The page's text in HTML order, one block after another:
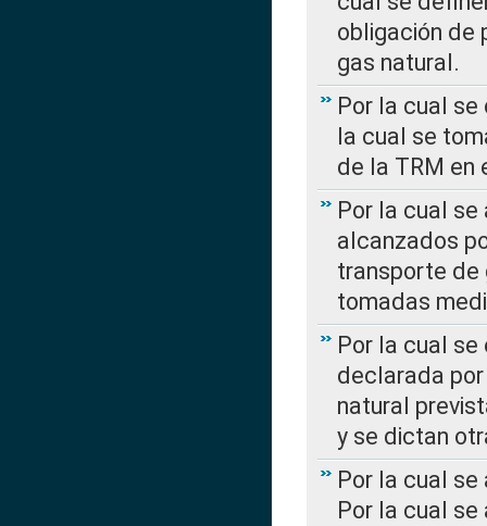
obligación de
gas natural.
Por la cual se
la cual se
de la TRM en
Por la cual
alcanzados
transporte de
tomadas
Por la cual
declarada
natural
y se dictan
Por la cual se
Por la cual